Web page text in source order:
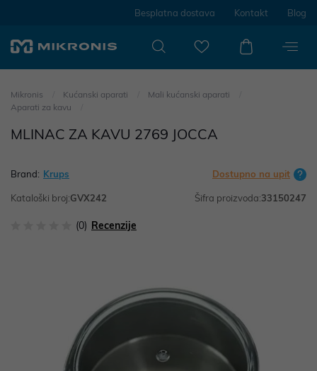
Besplatna dostava Kontakt Blog
Mikronis Kućanski aparati
Mali kućanski aparati
Aparati za kavu
MLINAC ZA KAVU 2769 JOCCA
Brand: Krups Dostupno na upit
Kataloški broj:GVX242 Šifra proizvoda:33150247
(0) Recenzije